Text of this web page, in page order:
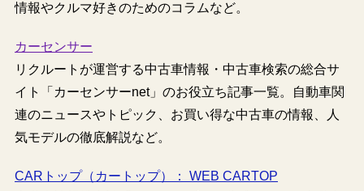
情報やクルマ好きのためのコラムなど。
カーセンサー
リクルートが運営する中古車情報・中古車検索の総合サ
イト「カーセンサーnet」のお役立ち記事一覧。自動車関
連のニュースやトピック、お買い得な中古車の情報、人
気モデルの徹底解説など。
CARトップ（カートップ）： WEB CARTOP